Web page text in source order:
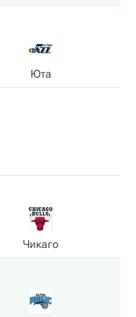
Юта
Чикаго